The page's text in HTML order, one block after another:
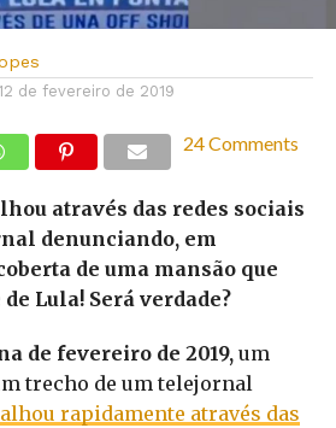
12 de fevereiro de 2019
24 Comments
através das redes sociais
denunciando, em
de uma mansão que
Lula! Será verdade?
de fevereiro de 2019, um
trecho de um telejornal
rapidamente através das